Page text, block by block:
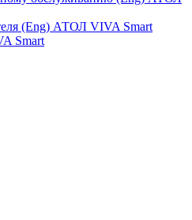
(Eng) АТОЛ VIVA Smart
Smart